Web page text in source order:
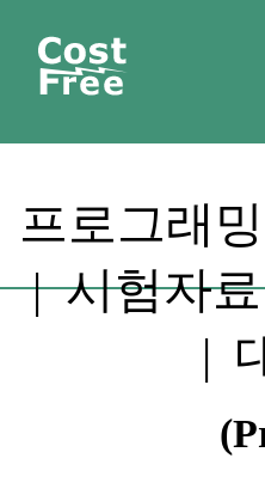
프로그래밍
|시험자료
|